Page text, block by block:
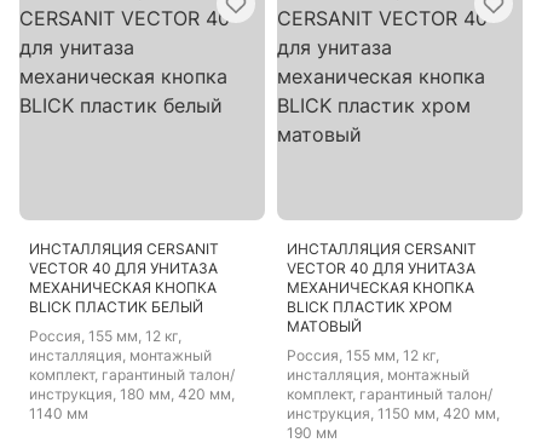
ИНСТАЛЛЯЦИЯ CERSANIT
VECTOR 40 ДЛЯ УНИТАЗА
МЕХАНИЧЕСКАЯ КНОПКА
BLICK ПЛАСТИК БЕЛЫЙ
Россия, 155 мм, 12 кг,
инсталляция, монтажный
комплект, гарантиный талон/
инструкция, 180 мм, 420 мм,
1140 мм
ИНСТАЛЛЯЦИЯ CERSANIT
VECTOR 40 ДЛЯ УНИТАЗА
МЕХАНИЧЕСКАЯ КНОПКА
BLICK ПЛАСТИК ХРОМ
МАТОВЫЙ
Россия, 155 мм, 12 кг,
инсталляция, монтажный
комплект, гарантиный талон/
инструкция, 1150 мм, 420 мм,
190 мм